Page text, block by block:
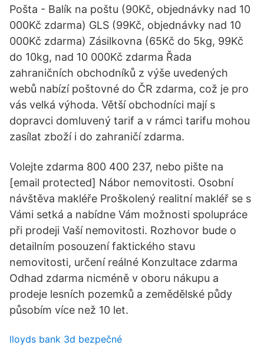
Pošta - Balík na poštu (90Kč, objednávky nad 10
000Kč zdarma) GLS (99Kč, objednávky nad 10
000Kč zdarma) Zásilkovna (65Kč do 5kg, 99Kč
do 10kg, nad 10 000Kč zdarma Řada
zahraničních obchodníků z výše uvedených
webů nabízí poštovné do ČR zdarma, což je pro
vás velká výhoda. Větší obchodníci mají s
dopravci domluvený tarif a v rámci tarifu mohou
zasílat zboží i do zahraničí zdarma.
Volejte zdarma 800 400 237, nebo pište na
[email protected] Nábor nemovitosti. Osobní
návštěva makléře Proškolený realitní makléř se s
Vámi setká a nabídne Vám možnosti spolupráce
při prodeji Vaší nemovitosti. Rozhovor bude o
detailním posouzení faktického stavu
nemovitosti, určení reálné Konzultace zdarma
Odhad zdarma nicméně v oboru nákupu a
prodeje lesních pozemků a zemědělské půdy
působím více než 10 let.
lloyds bank 3d bezpečné